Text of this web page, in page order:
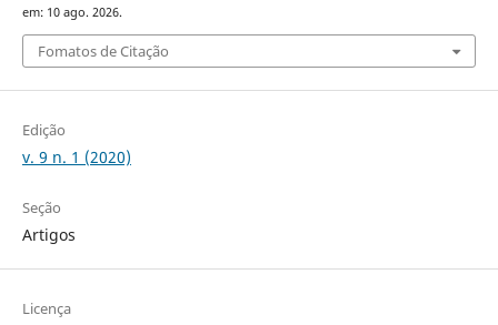
em: 10 ago. 2026.
Fomatos de Citação
Edição
v. 9 n. 1 (2020)
Seção
Artigos
Licença